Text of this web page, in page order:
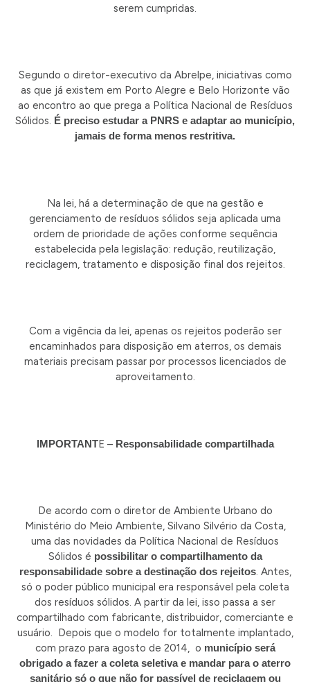
serem cumpridas.
Segundo o diretor-executivo da Abrelpe, iniciativas como
as que já existem em Porto Alegre e Belo Horizonte vão
ao encontro ao que prega a Política Nacional de Resíduos
Sólidos. É preciso estudar a PNRS e adaptar ao município,
jamais de forma menos restritiva.
Na lei, há a determinação de que na gestão e
gerenciamento de resíduos sólidos seja aplicada uma
ordem de prioridade de ações conforme sequência
estabelecida pela legislação: redução, reutilização,
reciclagem, tratamento e disposição final dos rejeitos.
Com a vigência da lei, apenas os rejeitos poderão ser
encaminhados para disposição em aterros, os demais
materiais precisam passar por processos licenciados de
aproveitamento.
IMPORTANTE – Responsabilidade compartilhada
De acordo com o diretor de Ambiente Urbano do
Ministério do Meio Ambiente, Silvano Silvério da Costa,
uma das novidades da Política Nacional de Resíduos
Sólidos é possibilitar o compartilhamento da
responsabilidade sobre a destinação dos rejeitos. Antes,
só o poder público municipal era responsável pela coleta
dos resíduos sólidos. A partir da lei, isso passa a ser
compartilhado com fabricante, distribuidor, comerciante e
usuário. Depois que o modelo for totalmente implantado,
com prazo para agosto de 2014, o município será
obrigado a fazer a coleta seletiva e mandar para o aterro
sanitário só o que não for passível de reciclagem ou